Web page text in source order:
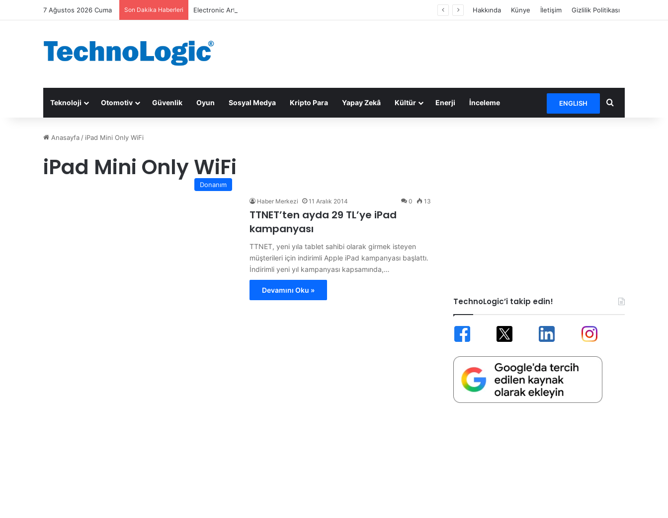
7 Ağustos 2026 Cuma Son Dakika Haberleri Electronic Arts, 55 milyar dolarlık anlaşmayla Suudi Arabistan’ın oldu Hakkında Künye İletişim Gizlilik Politikası
Teknoloji Otomotiv Güvenlik Oyun Sosyal Medya Kripto Para Yapay Zekâ Kültür Enerji İnceleme ENGLISH Arama yap ...
Anasayfa / iPad Mini Only WiFi
iPad Mini Only WiFi
Donanım
Haber Merkezi 11 Aralık 2014 0 13
TTNET’ten ayda 29 TL’ye iPad
kampanyası
TTNET, yeni yıla tablet sahibi olarak girmek isteyen
müşterileri için indirimli Apple iPad kampanyası başlattı.
İndirimli yeni yıl kampanyası kapsamında,…
Devamını Oku »
TechnoLogic’i takip edin!